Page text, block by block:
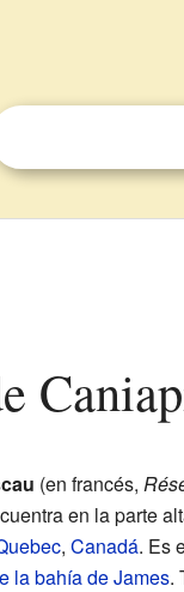
(en francés,
en la parte
, Canadá. Es
la bahía de James.